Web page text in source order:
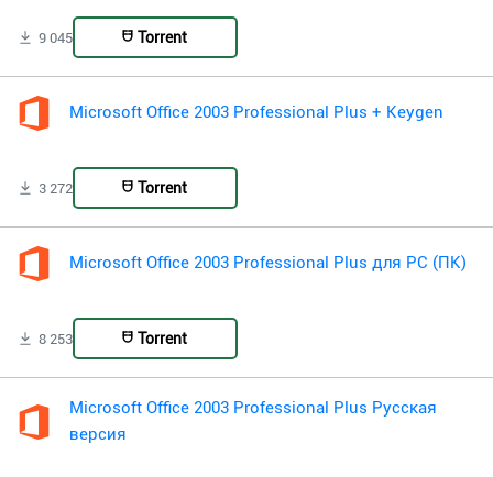
9 045 Torrent
Microsoft Office 2003 Professional Plus + Keygen
3 272 Torrent
Microsoft Office 2003 Professional Plus для PC (ПК)
8 253 Torrent
Microsoft Office 2003 Professional Plus Русская
версия